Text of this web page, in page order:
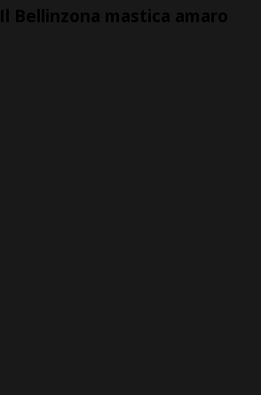
Il Bellinzona mastica amaro